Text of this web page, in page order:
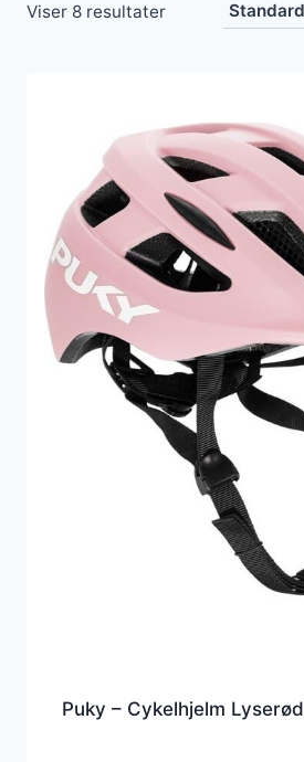
Viser 8 resultater
Puky – Cykelhjelm Lyserød